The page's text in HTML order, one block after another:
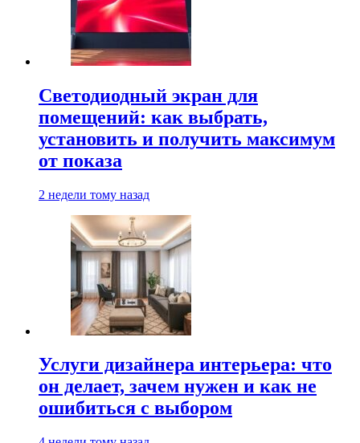
Светодиодный экран для
помещений: как выбрать,
установить и получить максимум
от показа
2 недели тому назад
Услуги дизайнера интерьера: что
он делает, зачем нужен и как не
ошибиться с выбором